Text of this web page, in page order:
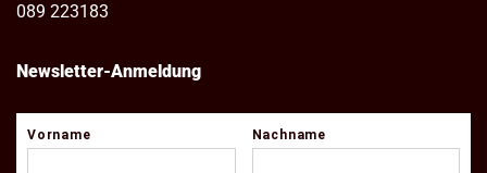
089 223183
Newsletter-Anmeldung